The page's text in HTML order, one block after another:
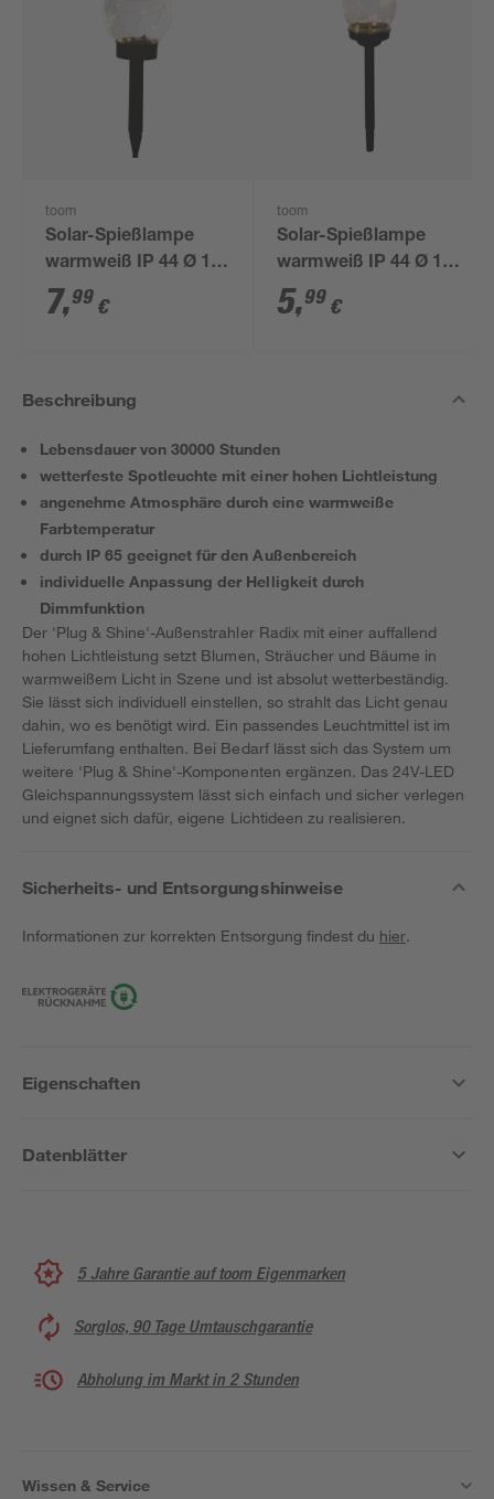
toom
Solar-Spießlampe
warmweiß IP 44 Ø 15
x 44 cm
7,99 €
toom
Solar-Spießlampe
warmweiß IP 44 Ø 10
x 39 cm
5,99 €
Beschreibung
Lebensdauer von 30000 Stunden
wetterfeste Spotleuchte mit einer hohen Lichtleistung
angenehme Atmosphäre durch eine warmweiße
Farbtemperatur
durch IP 65 geeignet für den Außenbereich
individuelle Anpassung der Helligkeit durch
Dimmfunktion
Der 'Plug & Shine'-Außenstrahler Radix mit einer auffallend
hohen Lichtleistung setzt Blumen, Sträucher und Bäume in
warmweißem Licht in Szene und ist absolut wetterbeständig.
Sie lässt sich individuell einstellen, so strahlt das Licht genau
dahin, wo es benötigt wird. Ein passendes Leuchtmittel ist im
Lieferumfang enthalten. Bei Bedarf lässt sich das System um
weitere 'Plug & Shine'-Komponenten ergänzen. Das 24V-LED
Gleichspannungssystem lässt sich einfach und sicher verlegen
und eignet sich dafür, eigene Lichtideen zu realisieren.
Sicherheits- und Entsorgungshinweise
Informationen zur korrekten Entsorgung findest du hier.
Eigenschaften
Datenblätter
5 Jahre Garantie auf toom Eigenmarken
Sorglos, 90 Tage Umtauschgarantie
Abholung im Markt in 2 Stunden
Wissen & Service